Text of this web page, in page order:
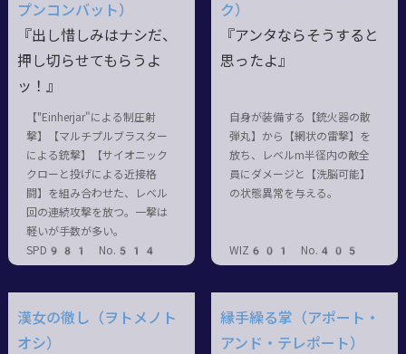
プンコンバット）
『出し惜しみはナシだ、
押し切らせてもらうよ
ッ！』
【"Einherjar"による制圧射
撃】【マルチプルブラスター
による銃撃】【サイオニック
クローと投げによる近接格
闘】を組み合わせた、レベル
回の連続攻撃を放つ。一撃は
軽いが手数が多い。
SPD981 No.514
ク）
『アンタならそうすると
思ったよ』
自身が装備する【銃火器の散
弾丸】から【網状の雷撃】を
放ち、レベルm半径内の敵全
員にダメージと【洗脳可能】
の状態異常を与える。
WIZ601 No.405
漢女の徹し（ヲトメノト
オシ）
縁手繰る掌（アポート・
アンド・テレポート）